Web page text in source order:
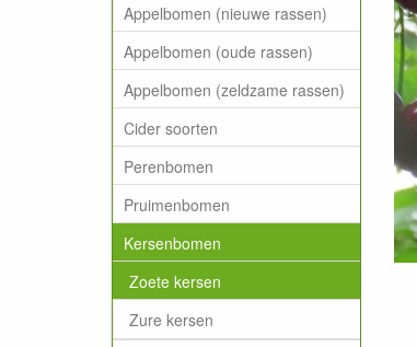
Appelbomen (nieuwe rassen)
Appelbomen (oude rassen)
Appelbomen (zeldzame rassen)
Cider soorten
Perenbomen
Pruimenbomen
Kersenbomen
Zoete kersen
Zure kersen